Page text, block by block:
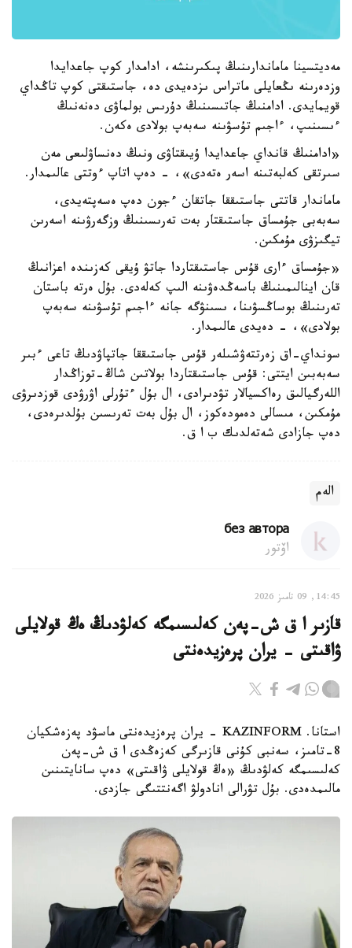
مەديتسينا ماماندارىنىڭ پىكىرىنشە، ادامدار كوپ جاعدايدا
وزدەرىنە ىڭعايلى ماتراس ىزدەيدى دە، جاستىقتى كوپ تاڭداي
قويمايدى. ادامنىڭ جاتىسىنىڭ دۇرىس بولماۋى دەنەنىڭ
ءىسىنىپ، ءاجىم تۇسۋىنە سەبەپ بولادى ەكەن.
«ادامنىڭ قانداي جاعدايدا ۇيىقتاۋى ونىڭ دەنساۋلىعى مەن
سىرتقى كەلبەتىنە اسەر ەتەدى»، - دەپ اتاپ ءوتتى عالىمدار.
ماماندار قاتتى جاستىققا جاتقان ءجون دەپ ەسەپتەيدى،
سەبەبى جۇمساق جاستىقتار بەت تەرىسىنىڭ وزگەرۋىنە اسەرىن
تيگىزۋى مۇمكىن.
«جۇمساق ءارى قۇس جاستىقتاردا جاتۋ ۇيقى كەزىندە اعزانىڭ
قان اينالىمىنىڭ باسەڭدەۋىنە الىپ كەلەدى. بۇل ەرتە باستان
تەرىنىڭ بوساڭسۋىنا، ىسىنۋگە جانە ءاجىم تۇسۋىنە سەبەپ
بولادى»، - دەيدى عالىمدار.
سونداي-اق زەرتتەۋشىلەر قۇس جاستىققا جاتپاۋدىڭ تاعى ءبىر
سەبەبىن ايتتى: قۇس جاستىقتاردا بولاتىن شاڭ-توزاڭدار
اللەرگيالىق رەاكسيالار تۋدىرادى، ال بۇل ءتۇرلى اۋرۋدى قوزدىرۋى
مۇمكىن، مىسالى دەمودەكوز، ال بۇل بەت تەرىسىن بۇلدىرەدى،
دەپ جازادى شەتەلدىك ب ا ق.
الەم
без автора
اۆتور
14:45, 09 تامىز 2026
قازىر ا ق ش-پەن كەلىسىمگە كەلۋدىڭ ەڭ قولايلى
ۋاقىتى - يران پرەزيدەنتى
استانا. KAZINFORM - يران پرەزيدەنتى ماسۋد پەزەشكيان
8-تامىز، سەنبى كۇنى قازىرگى كەزەڭدى ا ق ش-پەن
كەلىسىمگە كەلۋدىڭ «ەڭ قولايلى ۋاقىتى» دەپ سانايتىنىن
مالىمدەدى. بۇل تۋرالى انادولۋ اگەنتتىگى جازدى.